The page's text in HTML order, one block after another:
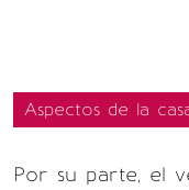
Aspectos de la
Por su parte, el